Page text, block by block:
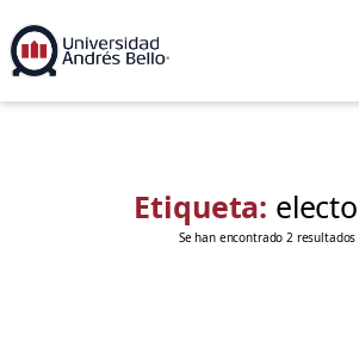
Etiqueta:
Se han encontrado 2 resultados